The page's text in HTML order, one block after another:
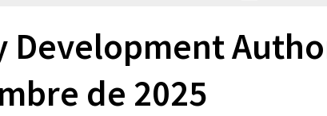
Development
de 2025